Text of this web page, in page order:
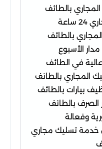
بالطائف
ساعة
بالطائف
الأسبوع
في الطائف
بالطائف
بيارات بالطائف
بالطائف
وفعالة
خدمة تسليك مجاري